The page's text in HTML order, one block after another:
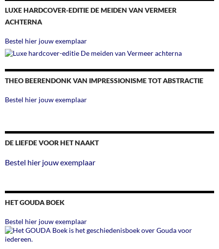
LUXE HARDCOVER-EDITIE DE MEIDEN VAN VERMEER
ACHTERNA
Bestel hier jouw exemplaar
THEO BEERENDONK VAN IMPRESSIONISME TOT ABSTRACTIE
Bestel hier jouw exemplaar
DE LIEFDE VOOR HET NAAKT
Bestel hier jouw exemplaar
HET GOUDA BOEK
Bestel hier jouw exemplaar